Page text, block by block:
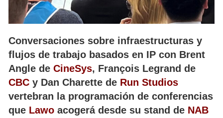
Conversaciones sobre infraestructuras y
flujos de trabajo basados en IP con Brent
Angle de CineSys, François Legrand de
CBC y Dan Charette de Run Studios
vertebran la programación de conferencias
que Lawo acogerá desde su stand de NAB